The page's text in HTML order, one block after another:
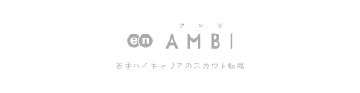
社の求人情報
若手ハイキャリアのスカウト転職